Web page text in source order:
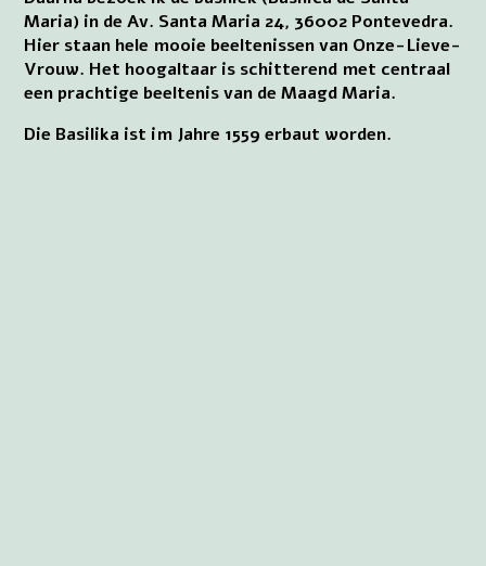
Maria) in de Av. Santa Maria 24, 36002 Pontevedra.
Hier staan hele mooie beeltenissen van Onze-Lieve-
Vrouw. Het hoogaltaar is schitterend met centraal
een prachtige beeltenis van de Maagd Maria.
Die Basilika ist im Jahre 1559 erbaut worden.